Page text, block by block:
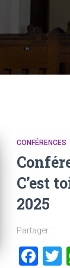
CONFÉRENCES
C’est
2025
Partager :